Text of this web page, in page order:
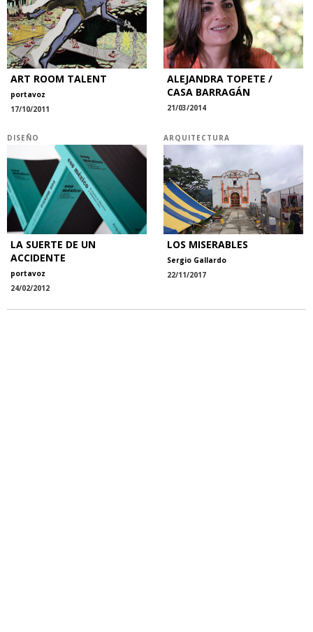
ART ROOM TALENT
portavoz
17/10/2011
ALEJANDRA TOPETE /
CASA BARRAGÁN
21/03/2014
DISEÑO
LA SUERTE DE UN
ACCIDENTE
portavoz
24/02/2012
ARQUITECTURA
LOS MISERABLES
Sergio Gallardo
22/11/2017